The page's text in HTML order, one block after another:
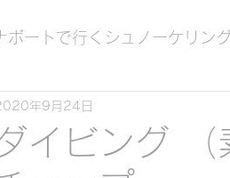
ボートで行くシュノーケリング
くスキンダイビング
イビング （
年9月24日